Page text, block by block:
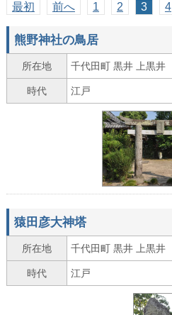
最初
前へ 1 2 3 4
熊野神社の鳥居
所在地 千代田町 黒井 上黒井
時代 江戸
猿田彦大神塔
所在地 千代田町 黒井 上黒井
時代 江戸